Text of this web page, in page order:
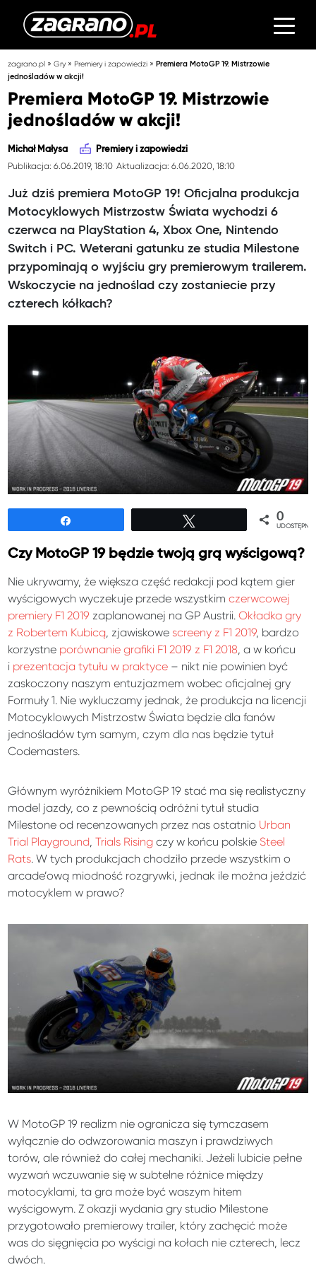
zagrano.pl »Gry» Premiery i zapowiedzi »Premiera MotoGP 19. Mistrzowie
jednośladów w akcji!
Premiera MotoGP 19. Mistrzowie
jednośladów w akcji!
Michał Małysa Premiery i zapowiedzi
Publikacja: 6.06.2019, 18:10 Aktualizacja: 6.06.2020, 18:10
Już dziś premiera MotoGP 19! Oficjalna produkcja
Motocyklowych Mistrzostw Świata wychodzi 6
czerwca na PlayStation 4, Xbox One, Nintendo
Switch i PC. Weterani gatunku ze studia Milestone
przypominają o wyjściu gry premierowym trailerem.
Wskoczycie na jednoślad czy zostaniecie przy
czterech kółkach?
0
Czy MotoGP 19 będzie twoją grą wyścigową?
Nie ukrywamy, że większa część redakcji pod kątem gier
wyścigowych wyczekuje przede wszystkimczerwcowej
premiery F1 2019 zaplanowanej na GP Austrii.Okładka gry
z Robertem Kubicą, zjawiskowe screeny z F1 2019, bardzo
korzystne porównanie grafiki F1 2019 z F1 2018, a w końcu
i prezentacja tytułu w praktyce – nikt nie powinien być
zaskoczony naszym entuzjazmem wobec oficjalnej gry
Formuły 1. Nie wykluczamy jednak, że produkcja na licencji
Motocyklowych Mistrzostw Świata będzie dla fanów
jednośladów tym samym, czym dla nas będzie tytuł
Codemasters.
Głównym wyróżnikiem MotoGP 19 stać ma się realistyczny
model jazdy, co z pewnością odróżni tytuł studia
Milestone od recenzowanych przez nas ostatnio Urban
Trial Playground,Trials Rising czy w końcu polskie Steel
Rats. W tych produkcjach chodziło przede wszystkim o
arcade’ową miodność rozgrywki, jednak ile można jeździć
motocyklem w prawo?
W MotoGP 19 realizm nie ogranicza się tymczasem
wyłącznie do odwzorowania maszyn i prawdziwych
torów, ale również do całej mechaniki. Jeżeli lubicie pełne
wyzwań wczuwanie się w subtelne różnice między
motocyklami, ta gra może być waszym hitem
wyścigowym. Z okazji wydania gry studio Milestone
przygotowało premierowy trailer, który zachęcić może
was do sięgnięcia po wyścigi na kołach nie czterech, lecz
dwóch.